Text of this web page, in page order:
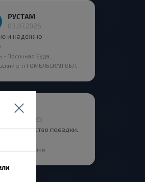
РУСТАМ
03.07.2026
и надёжно
- Песочная Буда,
р-н ГОМЕЛЬСКАЯ ОБЛ.
Алена
26.06.2026
за качество поездки.
- Костюковичи